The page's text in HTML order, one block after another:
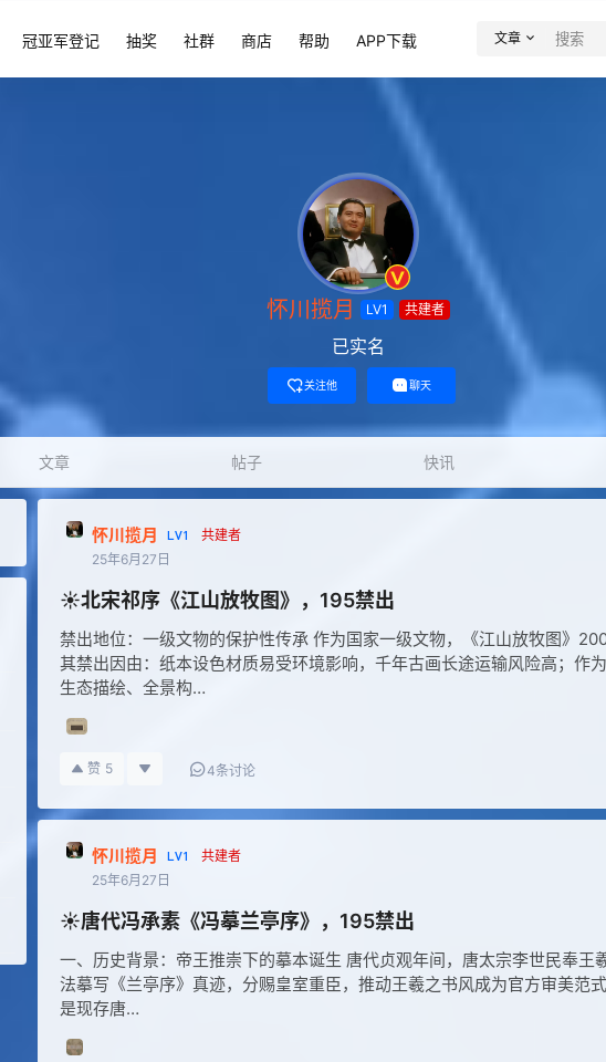
文章
冠亚军登记 抽奖 社群 商店 帮助 APP下载
怀川揽月 LV1 共建者
已实名
关注他 聊天
文章 帖子 快讯
怀川揽月 LV1 共建者
25年6月27日
☀️北宋祁序《江山放牧图》，195禁出
禁出地位：一级文物的保护性传承 作为国家一级文物，《江山放牧图》
其禁出因由：纸本设色材质易受环境影响，千年古画长途运输风险高；作
生态描绘、全景构…
赞 5 4条讨论
怀川揽月 LV1 共建者
25年6月27日
☀️唐代冯承素《冯摹兰亭序》，195禁出
一、历史背景：帝王推崇下的摹本诞生 唐代贞观年间，唐太宗李世民奉王
法摹写《兰亭序》真迹，分赐皇室重臣，推动王羲之书风成为官方审美范
是现存唐…